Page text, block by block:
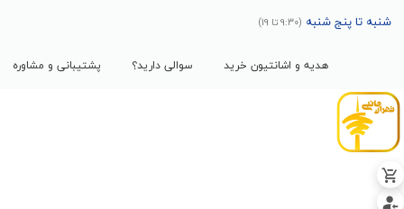
شنبه
هدیه و اشانتیون خرید سوالی دارید؟ پشتیبانی و مشاوره